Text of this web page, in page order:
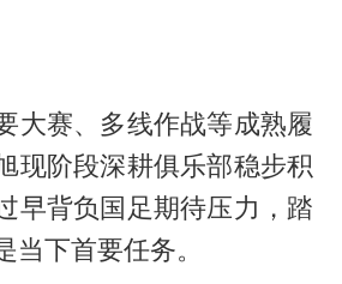
大赛、多线作战等成熟履
现阶段深耕俱乐部稳步积
早背负国足期待压力，踏
当下首要任务。